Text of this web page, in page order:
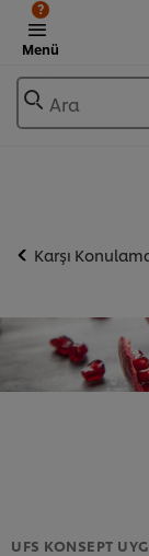
Menü
?
Ara
Karşı
UFS KONSEPT